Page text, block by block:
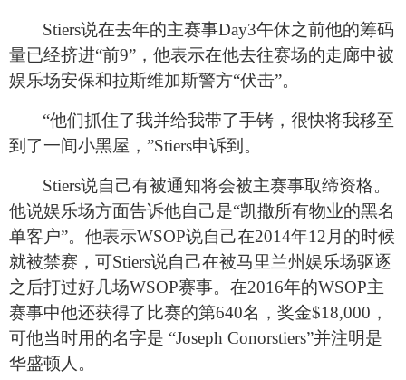
Stiers说在去年的主赛事Day3午休之前他的筹码
量已经挤进“前9”，他表示在他去往赛场的走廊中被
娱乐场安保和拉斯维加斯警方“伏击”。
“他们抓住了我并给我带了手铐，很快将我移至
到了一间小黑屋，”Stiers申诉到。
Stiers说自己有被通知将会被主赛事取缔资格。
他说娱乐场方面告诉他自己是“凯撒所有物业的黑名
单客户”。他表示WSOP说自己在2014年12月的时候
就被禁赛，可Stiers说自己在被马里兰州娱乐场驱逐
之后打过好几场WSOP赛事。在2016年的WSOP主
赛事中他还获得了比赛的第640名，奖金$18,000，
可他当时用的名字是 “Joseph Conorstiers”并注明是
华盛顿人。